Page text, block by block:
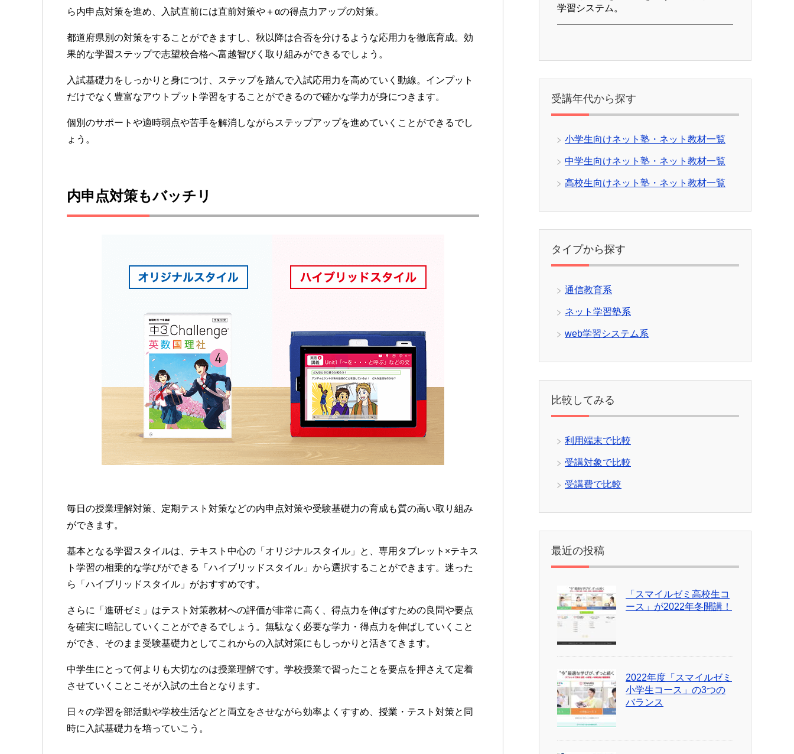
ら内申点対策を進め、入試直前には直前対策や＋αの得点力アップの対策。
都道府県別の対策をすることができますし、秋以降は合否を分けるような応用力を徹底育成。効
果的な学習ステップで志望校合格へ富越智びく取り組みができるでしょう。
入試基礎力をしっかりと身につけ、ステップを踏んで入試応用力を高めていく動線。インプット
だけでなく豊富なアウトプット学習をすることができるので確かな学力が身につきます。
個別のサポートや適時弱点や苦手を解消しながらステップアップを進めていくことができるでし
ょう。
内申点対策もバッチリ
毎日の授業理解対策、定期テスト対策などの内申点対策や受験基礎力の育成も質の高い取り組み
ができます。
基本となる学習スタイルは、テキスト中心の「オリジナルスタイル」と、専用タブレット×テキス
ト学習の相乗的な学びができる「ハイブリッドスタイル」から選択することができます。迷った
ら「ハイブリッドスタイル」がおすすめです。
さらに「進研ゼミ」はテスト対策教材への評価が非常に高く、得点力を伸ばすための良問や要点
を確実に暗記していくことができるでしょう。無駄なく必要な学力・得点力を伸ばしていくこと
ができ、そのまま受験基礎力としてこれからの入試対策にもしっかりと活きてきます。
中学生にとって何よりも大切なのは授業理解です。学校授業で習ったことを要点を押さえて定着
させていくことこそが入試の土台となります。
日々の学習を部活動や学校生活などと両立をさせながら効率よくすすめ、授業・テスト対策と同
時に入試基礎力を培っていこう。
学習システム。
受講年代から探す
小学生向けネット塾・ネット教材一覧
中学生向けネット塾・ネット教材一覧
高校生向けネット塾・ネット教材一覧
タイプから探す
通信教育系
ネット学習塾系
web学習システム系
比較してみる
利用端末で比較
受講対象で比較
受講費で比較
最近の投稿
「スマイルゼミ高校生コ
ース」が2022年冬開講！
2022年度「スマイルゼミ
小学生コース」の3つの
バランス